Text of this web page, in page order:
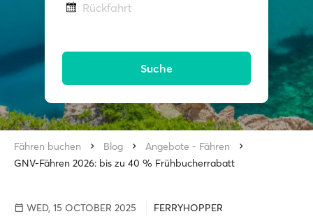
Rückfahrt
Suche
Fähren buchen Blog
Angebote - Fähren
GNV-Fähren 2026: bis zu 40 % Frühbucherrabatt
WED, 15 OCTOBER 2025 FERRYHOPPER